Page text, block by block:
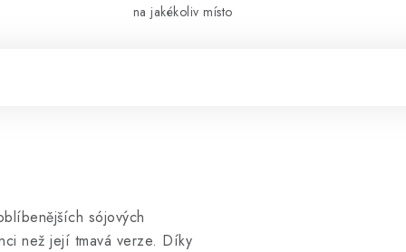
na jakékoliv místo
sójových
než její tmavá verze. Díky